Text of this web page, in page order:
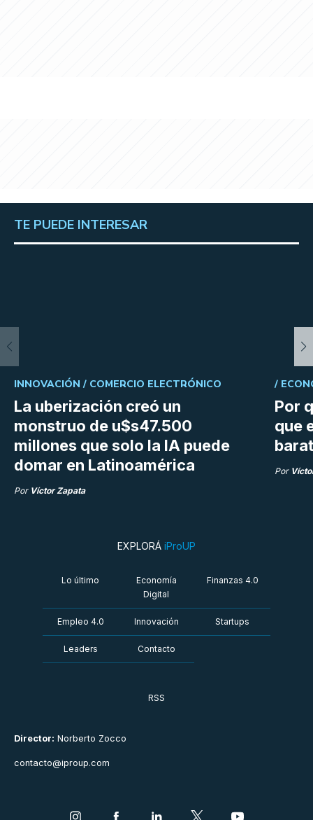
TE PUEDE INTERESAR
La uberización creó un
monstruo de u$s47.500
millones que solo la IA puede
domar en Latinoamérica
INNOVACIÓN / COMERCIO ELECTRÓNICO
Por Víctor Zapata
Por
que
/
Por
Director: Norberto Zocco
contacto@iproup.com
EXPLORÁ iProUP
Lo último
Economía
Digital
Finanzas 4.0
Empleo 4.0 Innovación Startups
Leaders Contacto
RSS